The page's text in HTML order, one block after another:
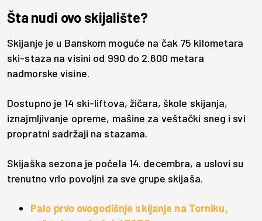
Šta nudi ovo skijalište?
Skijanje je u Banskom moguće na čak 75 kilometara
ski-staza na visini od 990 do 2.600 metara
nadmorske visine.
Dostupno je 14 ski-liftova, žičara, škole skijanja,
iznajmljivanje opreme, mašine za veštački sneg i svi
propratni sadržaji na stazama.
Skijaška sezona je počela 14. decembra, a uslovi su
trenutno vrlo povoljni za sve grupe skijaša.
Palo prvo ovogodišnje skijanje na Torniku,